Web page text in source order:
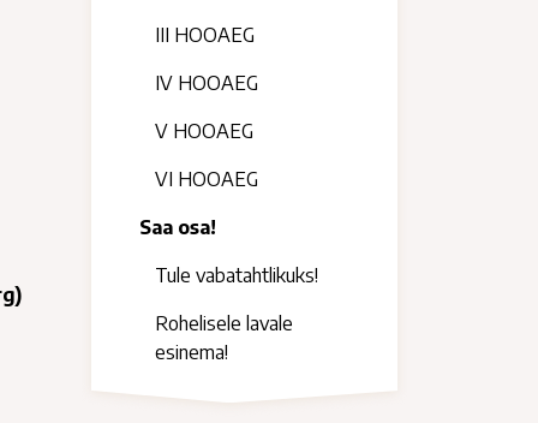
III HOOAEG
IV HOOAEG
V HOOAEG
VI HOOAEG
Saa osa!
Tule vabatahtlikuks!
Rohelisele lavale
esinema!